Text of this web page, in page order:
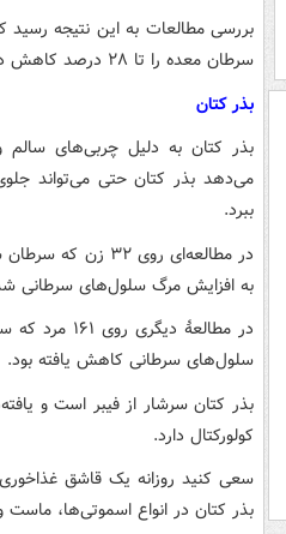
بررسی مطالعات به این نتیجه
سرطان معده را تا ۲۸ درصد کاهش دهد.
بذر کتان
بذر کتان به دلیل چربی‌های
می‌دهد بذر کتان حتی می‌تواند
ببرد.
در مطالعه‌ای روی
به افزایش مرگ سلول‌های سرطانی
در مطالعهٔ
سلول‌های سرطانی کاهش یافته بود.
بذر کتان سرشار از فیبر است و
کولورکتال دارد.
بذر کتان در انواع اسموتی‌ها،